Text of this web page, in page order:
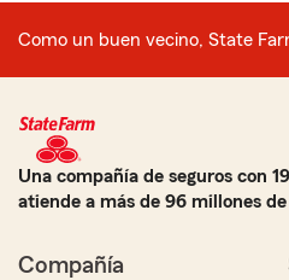
Como un buen vecino, State
Una compañía de seguros con
atiende a más de 96 millones
Compañía